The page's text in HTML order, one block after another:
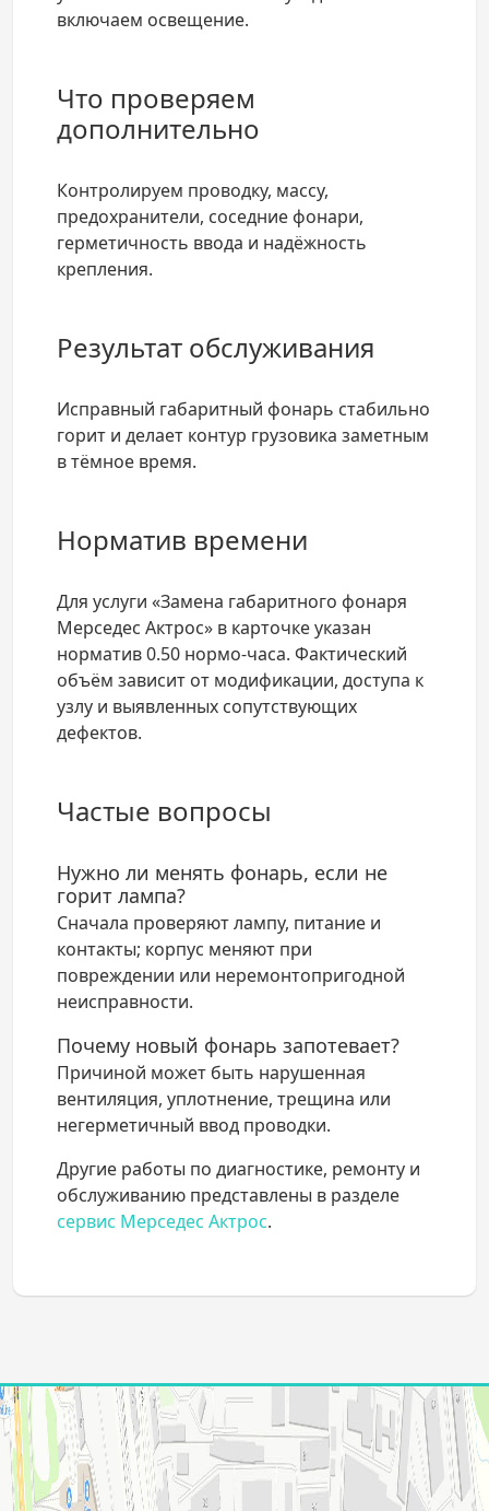
включаем освещение.
Что проверяем
дополнительно
Контролируем проводку, массу,
предохранители, соседние фонари,
герметичность ввода и надёжность
крепления.
Результат обслуживания
Исправный габаритный фонарь стабильно
горит и делает контур грузовика заметным
в тёмное время.
Норматив времени
Для услуги «Замена габаритного фонаря
Мерседес Актрос» в карточке указан
норматив 0.50 нормо-часа. Фактический
объём зависит от модификации, доступа к
узлу и выявленных сопутствующих
дефектов.
Частые вопросы
Нужно ли менять фонарь, если не
горит лампа?
Сначала проверяют лампу, питание и
контакты; корпус меняют при
повреждении или неремонтопригодной
неисправности.
Почему новый фонарь запотевает?
Причиной может быть нарушенная
вентиляция, уплотнение, трещина или
негерметичный ввод проводки.
Другие работы по диагностике, ремонту и
обслуживанию представлены в разделе
сервис Мерседес Актрос.